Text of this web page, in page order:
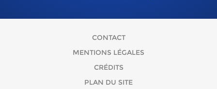
CONTACT
MENTIONS LÉGALES
CRÉDITS
PLAN DU SITE